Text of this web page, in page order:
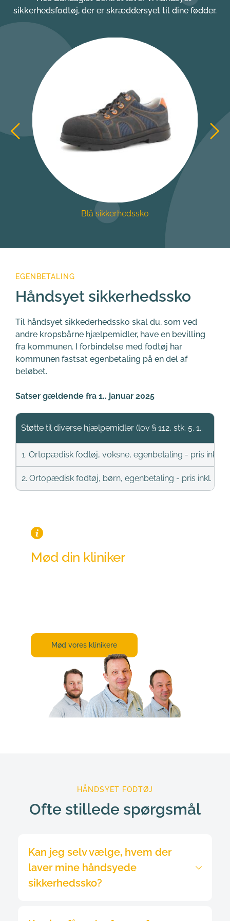
sikkerhedsfodtøj, der er skræddersyet til dine fødder.
Blå sikkerhedssko
EGENBETALING
Håndsyet sikkerhedssko
Til håndsyet sikkederhedssko skal du, som ved
andre kropsbårne hjælpemidler, have en bevilling
fra kommunen. I forbindelse med fodtøj har
kommunen fastsat egenbetaling på en del af
beløbet.
Satser gældende fra 1.. januar 2025
Støtte til diverse hjælpemidler (lov § 112, stk. 5. 1..
1. Ortopædisk fodtøj, voksne, egenbetaling - pris inkl.
2. Ortopædisk fodtøj, børn, egenbetaling - pris inkl.
Mød din kliniker
Mød vores klinikere
HÅNDSYET FODTØJ
Ofte stillede spørgsmål
Kan jeg selv vælge, hvem der
laver mine håndsyede
sikkerhedssko?